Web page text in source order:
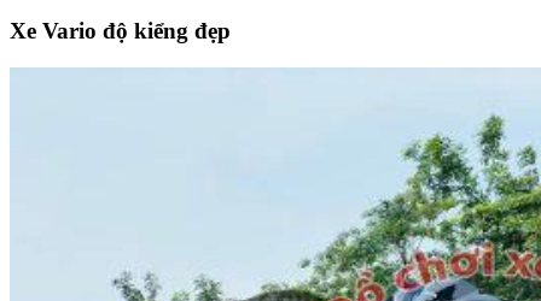
Xe Vario độ kiểng đẹp